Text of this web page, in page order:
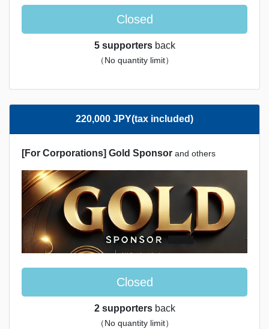
Closed
5 supporters back
（No quantity limit）
220,000 JPY(tax included)
[For Corporations] Gold Sponsor and others
Closed
2 supporters back
（No quantity limit）